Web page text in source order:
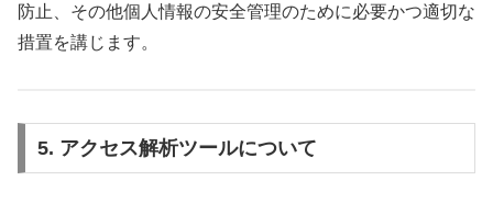
防止、その他個人情報の安全管理のために必要かつ適切な
措置を講じます。
5. アクセス解析ツールについて